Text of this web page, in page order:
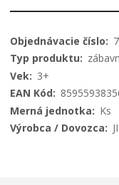
Viac
informácií
3+
Ks